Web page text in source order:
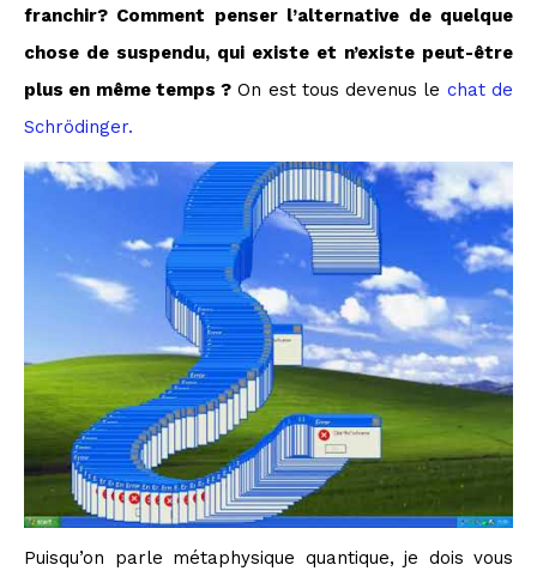
franchir? Comment penser l’alternative de quelque
chose de suspendu, qui existe et n’existe peut-être
plus en même temps ? On est tous devenus le chat de
Schrödinger.
Puisqu’on parle métaphysique quantique, je dois vous